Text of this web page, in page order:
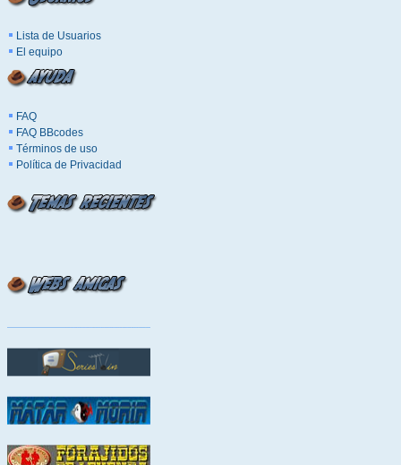
Lista de Usuarios
El equipo
FAQ
FAQ BBcodes
Términos de uso
Política de Privacidad